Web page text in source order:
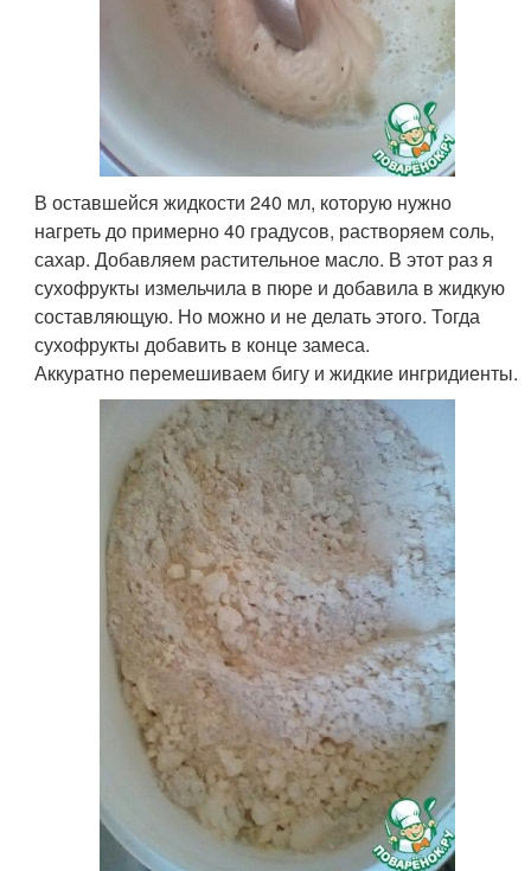
В оставшейся жидкости 240 мл, которую нужно
нагреть до примерно 40 градусов, растворяем соль,
сахар. Добавляем растительное масло. В этот раз я
сухофрукты измельчила в пюре и добавила в жидкую
составляющую. Но можно и не делать этого. Тогда
сухофрукты добавить в конце замеса.
Аккуратно перемешиваем бигу и жидкие ингридиенты.